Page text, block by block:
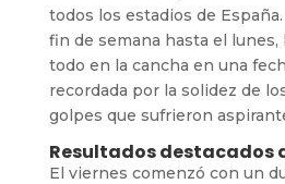
todos los estadios de
fin de semana hasta el
todo en la cancha en una
recordada por la solidez de
golpes que sufrieron
Resultados destacados
El viernes comenzó con un